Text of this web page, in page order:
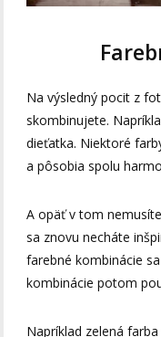
Na výsledný pocit z
skombinujete.
dieťatka. Niektoré
a pôsobia spolu
A opäť v tom
sa znovu necháte
farebné kombinácie
kombinácie potom
Napríklad zelená